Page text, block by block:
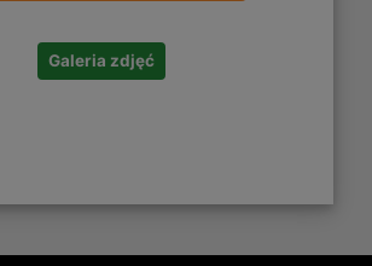
Galeria zdjęć